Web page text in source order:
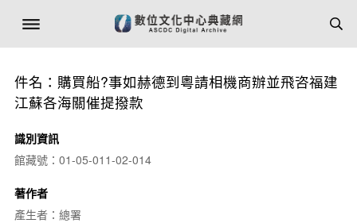
件名：購買船?事如赫德到粵請相機商辦並飛咨福建
江蘇各海關催提撥款
識別資訊
館藏號：01-05-011-02-014
著作者
產生者：總署